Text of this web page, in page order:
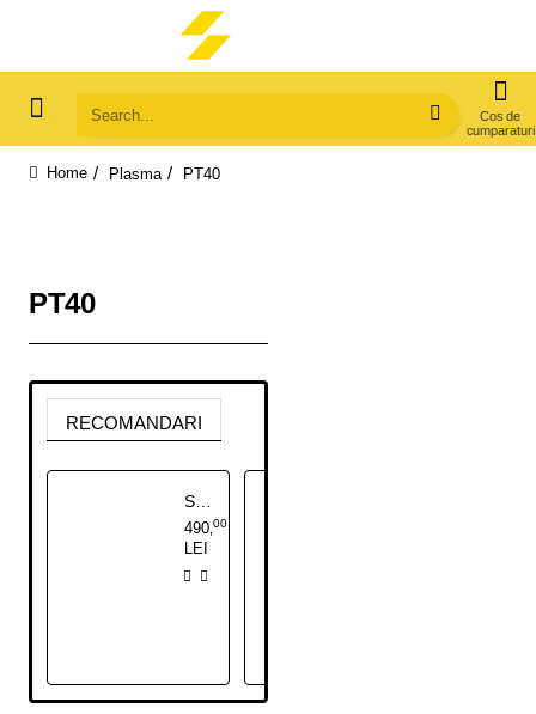
Search...
Plasma PT40
PT40
RECOMANDARI
Set Debitare Circular Pistolet PT40
490 00
LEI